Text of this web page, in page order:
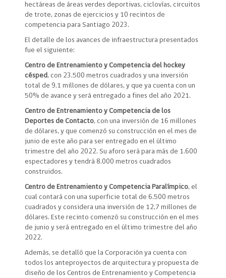
hectáreas de áreas verdes deportivas, ciclovías, circuitos
de trote, zonas de ejercicios y 10 recintos de
competencia para Santiago 2023.
El detalle de los avances de infraestructura presentados
fue el siguiente:
Centro de Entrenamiento y Competencia del hockey
césped, con 23.500 metros cuadrados y una inversión
total de 9.1 millones de dólares, y que ya cuenta con un
50% de avance y será entregado a fines del año 2021.
Centro de Entrenamiento y Competencia de los
Deportes de Contacto, con una inversión de 16 millones
de dólares, y que comenzó su construcción en el mes de
junio de este año para ser entregado en el último
trimestre del año 2022. Su aforo será para más de 1.600
espectadores y tendrá 8.000 metros cuadrados
construidos.
Centro de Entrenamiento y Competencia Paralímpico, el
cual contará con una superficie total de 6.500 metros
cuadrados y considera una inversión de 12,7 millones de
dólares. Este recinto comenzó su construcción en el mes
de junio y será entregado en el último trimestre del año
2022.
Además, se detalló que la Corporación ya cuenta con
todos los anteproyectos de arquitectura y propuesta de
diseño de los Centros de Entrenamiento y Competencia